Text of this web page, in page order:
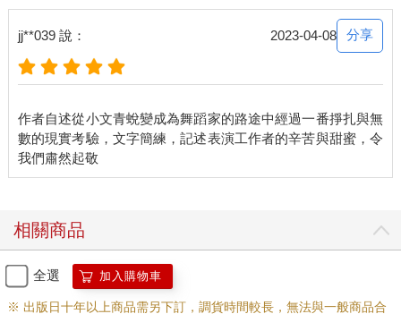
〈雨〉。林海音先生和鍾肇政、文心等長輩組成「鍾理和遺著出
版委員會」，在理和先生百日祭那天，把結集成書的《雨》供到
林海音先生會修改我的稿子，同時附信說明理由。高二那年，很
例外的，沒刊登也沒退稿。隔了好一陣子，才收到聯合報寄來的
主編，如有新作要寄給他。
多年後，我才聽說，一九六三年，聯副發表一首題為〈故事〉的
新詩，講一個愚昧的船長漂流孤島，陷入困境，老死島上，被警
句子，把它抄進筆記本裡。我投的稿馬各不一定登，我的信卻都
活：「下午滂沱大雨，報社一樓淹水，我們脫了鞋，捲起褲腳，
踩水進去，像搶灘。」
大我二十一歲的馬各沒把我當孩子，我們成了無所不談，每日一
jj**039 說： 2023-04-08 分享
作者自述從小文青蛻變成為舞蹈家的路途中經過一番掙扎與無
數的現實考驗，文字簡練，記述表演工作者的辛苦與甜蜜，令
相關商品
全選 加入購物車
※ 出版日十年以上商品需另下訂，調貨時間較長，無法與一般商品合